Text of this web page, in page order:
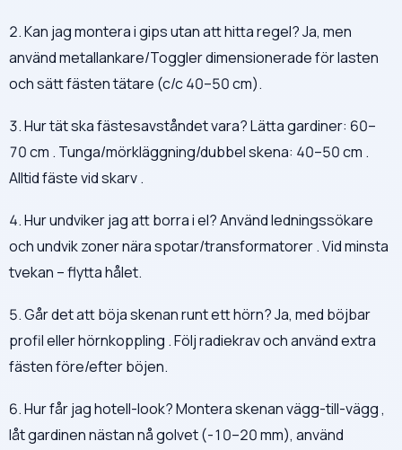
2. Kan jag montera i gips utan att hitta regel? Ja, men
använd metallankare/Toggler dimensionerade för lasten
och sätt fästen tätare (c/c 40–50 cm).
3. Hur tät ska fästesavståndet vara? Lätta gardiner: 60–
70 cm . Tunga/mörkläggning/dubbel skena: 40–50 cm .
Alltid fäste vid skarv .
4. Hur undviker jag att borra i el? Använd ledningssökare
och undvik zoner nära spotar/transformatorer . Vid minsta
tvekan – flytta hålet.
5. Går det att böja skenan runt ett hörn? Ja, med böjbar
profil eller hörnkoppling . Följ radiekrav och använd extra
fästen före/efter böjen.
6. Hur får jag hotell-look? Montera skenan vägg-till-vägg ,
låt gardinen nästan nå golvet (-10–20 mm), använd